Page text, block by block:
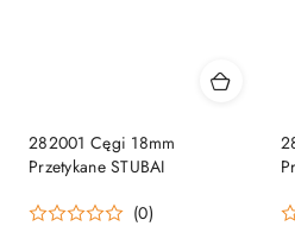
282001 Cęgi 18mm
Przetykane STUBAI
(0)